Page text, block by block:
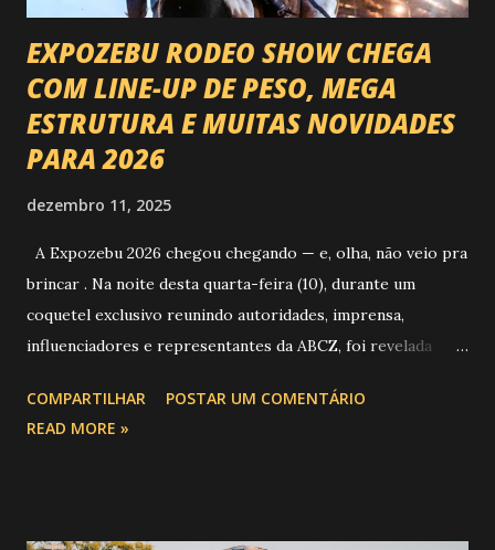
EXPOZEBU RODEO SHOW CHEGA
COM LINE-UP DE PESO, MEGA
ESTRUTURA E MUITAS NOVIDADES
PARA 2026
dezembro 11, 2025
A Expozebu 2026 chegou chegando — e, olha, não veio pra
brincar . Na noite desta quarta-feira (10), durante um
coquetel exclusivo reunindo autoridades, imprensa,
influenciadores e representantes da ABCZ, foi revelada
festa : a chegada do Campeonato de Montarias em Touros
do Circuito Rancho Primavera (CRP) , a maior companhia de
COMPARTILHAR
POSTAR UM COMENTÁRIO
READ MORE »